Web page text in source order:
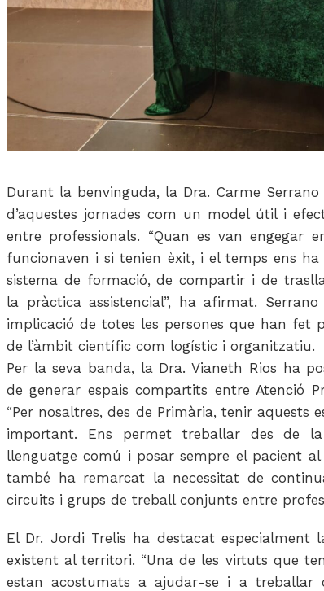
Durant la benvinguda, la Dra. Carme
d’aquestes jornades com un model útil i
entre professionals. “Quan es van engegar
funcionaven i si tenien èxit, i el temps ens
sistema de formació, de compartir i de
la pràctica assistencial”, ha afirmat.
implicació de totes les persones que han fet
de l’àmbit científic com logístic i organitzatiu.
Per la seva banda, la Dra. Vianeth Rios ha
de generar espais compartits entre Atenció
“Per nosaltres, des de Primària, tenir aquests
important. Ens permet treballar des de
llenguatge comú i posar sempre el pacient al
també ha remarcat la necessitat de
circuits i grups de treball conjunts entre
El Dr. Jordi Trelis ha destacat especialment
existent al territori. “Una de les virtuts que
estan acostumats a ajudar-se i a treballar